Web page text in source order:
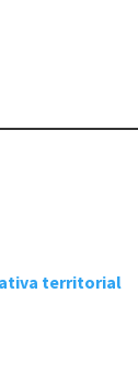
territorial